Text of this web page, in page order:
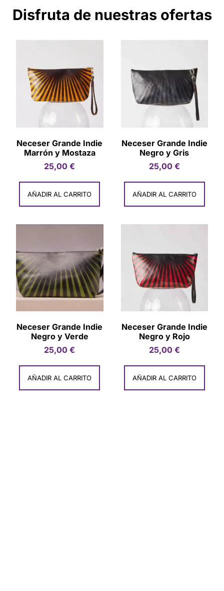
Disfruta de nuestras ofertas
Neceser Grande Indie
Marrón y Mostaza
25,00€
AÑADIR AL CARRITO
Neceser Grande Indie
Negro y Gris
25,00 €
AÑADIR AL CARRITO
Neceser Grande Indie
Negro y Verde
25,00€
AÑADIR AL CARRITO
Neceser Grande Indie
Negro y Rojo
25,00 €
AÑADIR AL CARRITO